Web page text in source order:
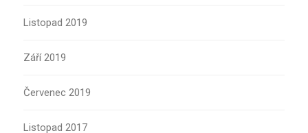
Listopad 2019
Září 2019
Červenec 2019
Listopad 2017